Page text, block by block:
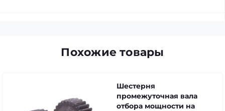
Похожие товары
Шестерня
промежуточная вала
отбора мощности на